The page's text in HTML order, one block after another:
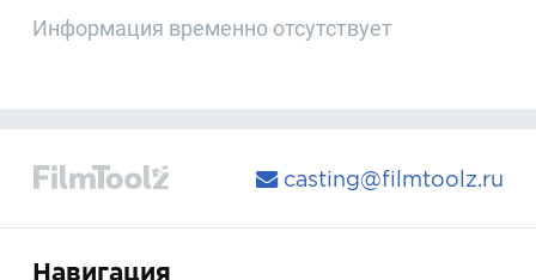
Информация временно отсутствует
casting@filmtoolz.ru
Навигация